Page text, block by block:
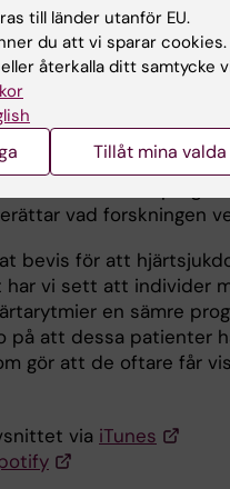
hänger ihop.
är läkare
för
hans
och
mellan miljöfaktorer
vad forskningen
bevis för att
har vi sett att individer
en sämre
på att dessa patienter
gör att de oftare får
via iTunes
till länder utanför EU.
du att vi sparar cookies.
återkalla ditt samtycke
Tillåt mina valda